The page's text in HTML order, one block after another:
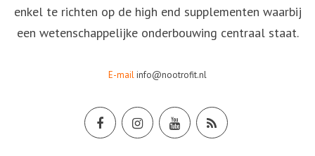
enkel te richten op de high end supplementen waarbij
een wetenschappelijke onderbouwing centraal staat.
E-mailinfo@nootrofit.nl